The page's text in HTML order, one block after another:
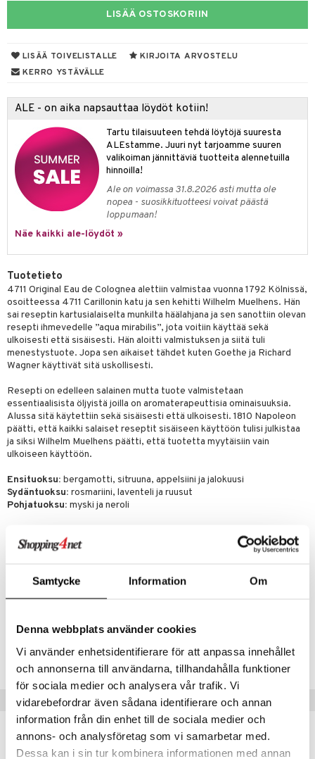
Samtycke Information Om
Denna webbplats använder cookies
Vi använder enhetsidentifierare för att anpassa innehållet
och annonserna till användarna, tillhandahålla funktioner
för sociala medier och analysera vår trafik. Vi
vidarebefordrar även sådana identifierare och annan
information från din enhet till de sociala medier och
annons- och analysföretag som vi samarbetar med.
Dessa kan i sin tur kombinera informationen med annan
LISÄÄ OSTOSKORIIN
LISÄÄ TOIVELISTALLE
KIRJOITA ARVOSTELU
KERRO YSTÄVÄLLE
ALE - on aika napsauttaa löydöt kotiin!
Tartu tilaisuuteen tehdä löytöjä suuresta
ALEstamme. Juuri nyt tarjoamme suuren
valikoiman jännittäviä tuotteita alennetuilla
hinnoilla!
Ale on voimassa 31.8.2026 asti mutta ole
nopea - suosikkituotteesi voivat päästä
loppumaan!
Näe kaikki ale-löydöt »
Tuotetieto
4711 Original Eau de Colognea alettiin valmistaa vuonna 1792 Kölnissä,
osoitteessa 4711 Carillonin katu ja sen kehitti Wilhelm Muelhens. Hän
sai reseptin kartusialaiselta munkilta häälahjana ja sen sanottiin olevan
resepti ihmevedelle ”aqua mirabilis”, jota voitiin käyttää sekä
ulkoisesti että sisäisesti. Hän aloitti valmistuksen ja siitä tuli
menestystuote. Jopa sen aikaiset tähdet kuten Goethe ja Richard
Wagner käyttivät sitä uskollisesti.
Resepti on edelleen salainen mutta tuote valmistetaan
essentiaalisista öljyistä joilla on aromaterapeuttisia ominaisuuksia.
Alussa sitä käytettiin sekä sisäisesti että ulkoisesti. 1810 Napoleon
päätti, että kaikki salaiset reseptit sisäiseen käyttöön tulisi julkistaa
ja siksi Wilhelm Muelhens päätti, että tuotetta myytäisiin vain
ulkoiseen käyttöön.
Ensituoksu: bergamotti, sitruuna, appelsiini ja jalokuusi
Sydäntuoksu: rosmariini, laventeli ja ruusut
Pohjatuoksu: myski ja neroli
Tuotenumero
Asiakkaan mielipide tuotteesta
VAIKKA OLEN MIES, NIIN OLEN TÄTÄ KÄYTTÄNYT PARTAVETENÄ
JA OLEN HYVIN TYYTYVÄINEN SEN RAIKKAUTEEN JA HINTAAN
10+ HUIPPU VARMAA SAKSALAISTA LAATUA.
4711
Suositut tuotteet
hoito
poisto
hoito
& saippuat
& Viikset
de cologne
de toilette
poisto
hoito
& saippuat
1: Puhdistus
2: Kirkastus
3: Kosteutus
ja Vartalonhoito
ja naamiot
Huulten Hoito
Elixir
Happy
Happy For Men
Miehille
& Soujaus
& Ihonpuhdistus